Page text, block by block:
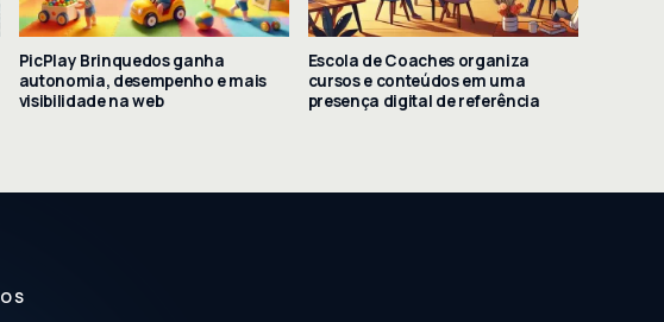
PicPlay Brinquedos ganha
autonomia, desempenho e mais
visibilidade na web
Escola de Coaches organiza
cursos e conteúdos em uma
presença digital de referência